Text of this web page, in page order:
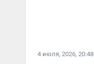
4 июля, 2026, 20:48